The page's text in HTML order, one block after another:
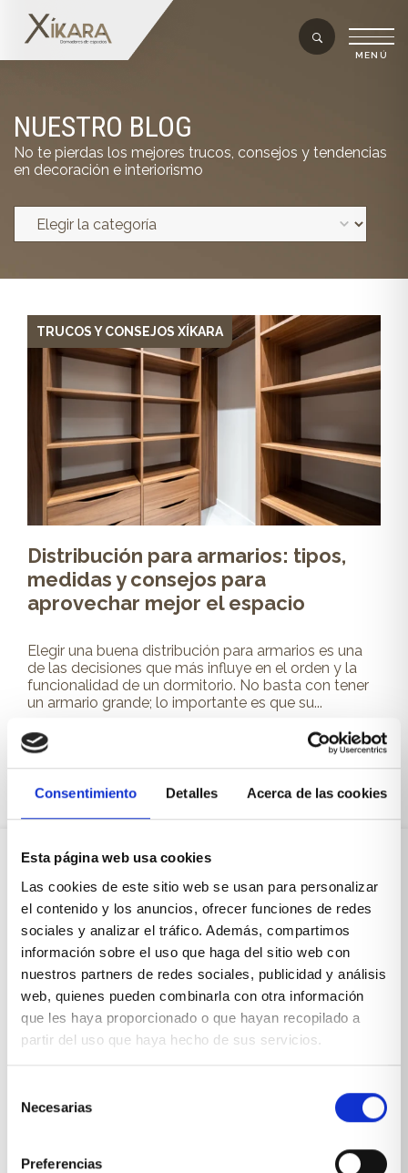
Consentimiento Detalles Acerca de las cookies
Esta página web usa cookies
Las cookies de este sitio web se usan para personalizar
el contenido y los anuncios, ofrecer funciones de redes
sociales y analizar el tráfico. Además, compartimos
información sobre el uso que haga del sitio web con
nuestros partners de redes sociales, publicidad y análisis
web, quienes pueden combinarla con otra información
que les haya proporcionado o que hayan recopilado a
partir del uso que haya hecho de sus servicios.
Necesarias
Preferencias
NUESTRO BLOG
No te pierdas los mejores trucos, consejos y tendencias
en decoración e interiorismo
TRUCOS Y CONSEJOS XÍKARA
Distribución para armarios: tipos,
medidas y consejos para
aprovechar mejor el espacio
Elegir una buena distribución para armarios es una
de las decisiones que más influye en el orden y la
funcionalidad de un dormitorio. No basta con tener
un armario grande; lo importante es que su...
Leer más
Sobre Xíkara
Inicio
Reseñas Google